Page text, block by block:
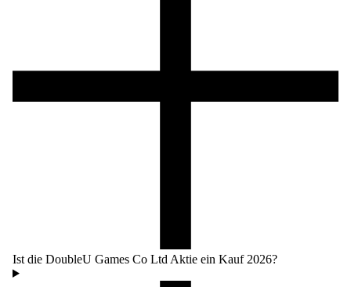
Ist die DoubleU Games Co Ltd Aktie ein Kauf 2026?